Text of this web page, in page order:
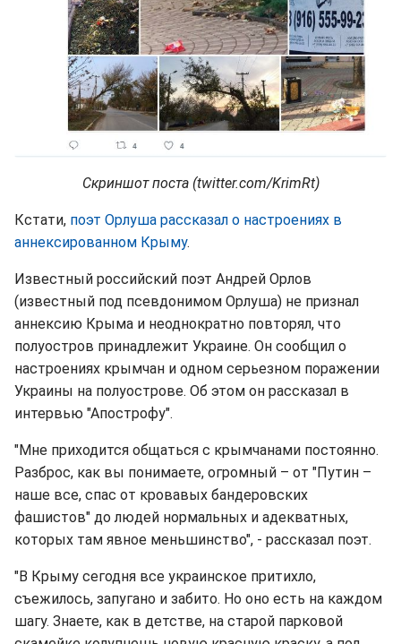
Скриншот поста (twitter.com/KrimRt)
Кстати, поэт Орлуша рассказал о настроениях в
аннексированном Крыму.
Известный российский поэт Андрей Орлов
(известный под псевдонимом Орлуша) не признал
аннексию Крыма и неоднократно повторял, что
полуостров принадлежит Украине. Он сообщил о
настроениях крымчан и одном серьезном поражении
Украины на полуострове. Об этом он рассказал в
интервью "Апострофу".
"Мне приходится общаться с крымчанами постоянно.
Разброс, как вы понимаете, огромный – от "Путин –
наше все, спас от кровавых бандеровских
фашистов" до людей нормальных и адекватных,
которых там явное меньшинство", - рассказал поэт.
"В Крыму сегодня все украинское притихло,
съежилось, запугано и забито. Но оно есть на каждом
шагу. Знаете, как в детстве, на старой парковой